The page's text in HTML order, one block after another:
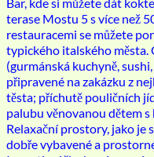
terase Mostu 5 s více než
restauracemi se můžete
typického italského
(gurmánská kuchyně,
připravené na zakázku z
těsta; příchutě pouličních
palubu věnovanou dětem
Relaxační prostory, jako je
dobře vybavené a